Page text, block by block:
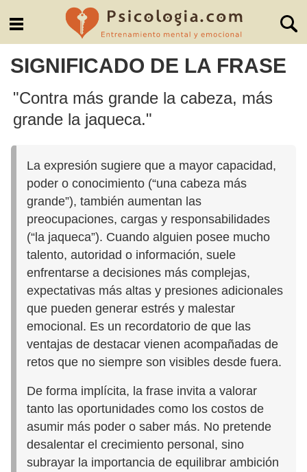
SIGNIFICADO DE LA FRASE
"Contra más grande la cabeza, más
grande la jaqueca."
La expresión sugiere que a mayor capacidad,
poder o conocimiento (“una cabeza más
grande”), también aumentan las
preocupaciones, cargas y responsabilidades
(“la jaqueca”). Cuando alguien posee mucho
talento, autoridad o información, suele
enfrentarse a decisiones más complejas,
expectativas más altas y presiones adicionales
que pueden generar estrés y malestar
emocional. Es un recordatorio de que las
ventajas de destacar vienen acompañadas de
retos que no siempre son visibles desde fuera.
De forma implícita, la frase invita a valorar
tanto las oportunidades como los costos de
asumir más poder o saber más. No pretende
desalentar el crecimiento personal, sino
subrayar la importancia de equilibrar ambición